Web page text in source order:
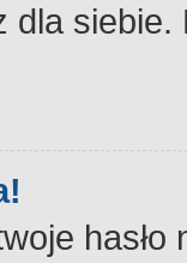
dla